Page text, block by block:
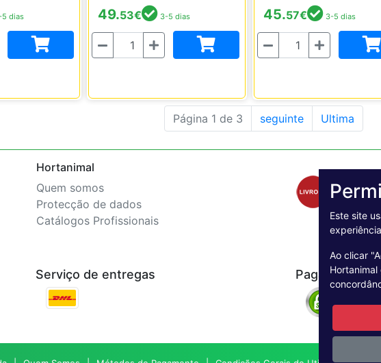
5 dias 49.53€ 3-5 dias
Quantidade
45.57€ 3-5 dias
Quantidade
Página 1 de 3 seguinte Ultima
Hortanimal
Quem somos
Protecção de dados
Catálogos Profissionais
Serviço de entregas Pagamento
Este site
Ao clicar